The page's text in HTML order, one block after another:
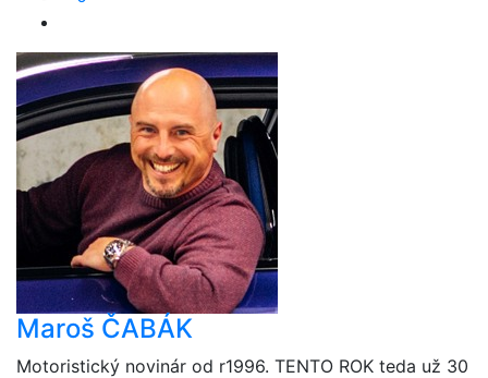
Maroš ČABÁK
Motoristický novinár od r1996. TENTO ROK teda už 30